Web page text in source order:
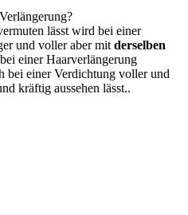
lässt wird bei einer
und voller aber mitderselben
einer Haarverlängerung
bei einer Verdichtung voller und
kräftig aussehen lässt..